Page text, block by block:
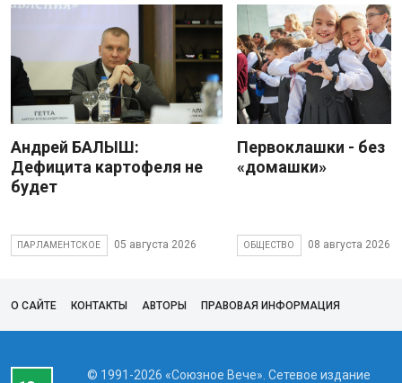
Андрей БАЛЫШ:
Дефицита картофеля не
будет
ПАРЛАМЕНТСКОЕ 05 августа 2026
Первоклашки - без
«домашки»
ОБЩЕСТВО 08 августа 2026
О САЙТЕ КОНТАКТЫ АВТОРЫ ПРАВОВАЯ ИНФОРМАЦИЯ
© 1991-2026 «Союзное Вече». Сетевое издание